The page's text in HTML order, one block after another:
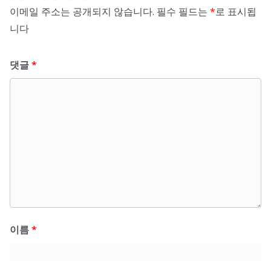
이메일 주소는 공개되지 않습니다. 필수 필드는 *로 표시됩
니다
댓글*
이름*